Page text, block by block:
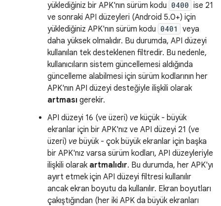
yüklediğiniz bir APK'nın sürüm kodu 0400 ise 21
ve sonraki API düzeyleri (Android 5.0+) için
yüklediğiniz APK'nın sürüm kodu 0401
veya
daha yüksek olmalıdır. Bu durumda, API düzeyi
kullanılan tek desteklenen filtredir. Bu nedenle,
kullanıcıların sistem güncellemesi aldığında
güncelleme alabilmesi için sürüm kodlarının her
APK'nın API düzeyi desteğiyle ilişkili olarak
artması gerekir.
API düzeyi 16 (ve üzeri) ve küçük - büyük
ekranlar için bir APK'nız ve API düzeyi 21 (ve
üzeri) ve büyük - çok büyük ekranlar için başka
bir APK'nız varsa sürüm kodları, API düzeyleriyle
ilişkili olarak artmalıdır. Bu durumda, her APK'yı
ayırt etmek için API düzeyi filtresi kullanılır
ancak ekran boyutu da kullanılır. Ekran boyutları
çakıştığından (her iki APK da büyük ekranları